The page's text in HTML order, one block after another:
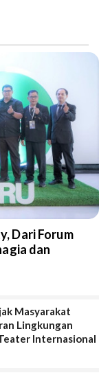
Dari Forum
dan
Masyarakat
Lingkungan
Internasional